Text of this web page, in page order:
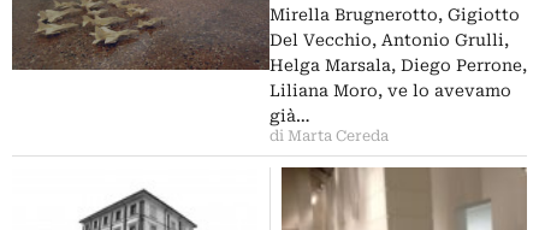
Mirella Brugnerotto, Gigiotto
Del Vecchio, Antonio Grulli,
Helga Marsala, Diego Perrone,
Liliana Moro, ve lo avevamo
già…
di Marta Cereda